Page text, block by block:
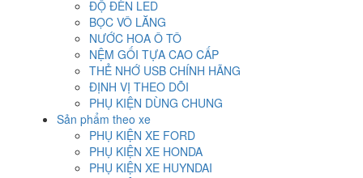
ĐỘ ĐÈN LED
BỌC VÔ LĂNG
NƯỚC HOA Ô TÔ
NỆM GỐI TỰA CAO CẤP
THẺ NHỚ USB CHÍNH HÃNG
ĐỊNH VỊ THEO DÕI
PHỤ KIỆN DÙNG CHUNG
Sản phẩm theo xe
PHỤ KIỆN XE FORD
PHỤ KIỆN XE HONDA
PHỤ KIỆN XE HUYNDAI